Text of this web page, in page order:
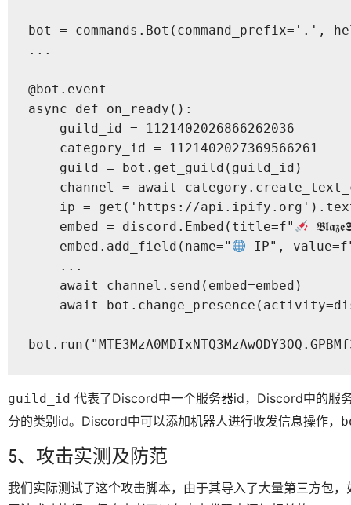
bot = commands.Bot(command_prefix='.',
...
@bot.event
async def on_ready():
    guild_id = 1121402026866262036
    category_id = 1121402027369566261
    guild = bot.get_guild(guild_id)
channel = await
ip = get('https://
    embed = discord.Embed(title=f"
    embed.add_field(name="
IP",
    ...
    await channel.send(embed=embed)
await
guild_id 代表了Discord中一个服务器id，Discord中的服
分的类别id。Discord中可以添加机器人进行收发信息操作，
5、攻击实测及防范
我们实际测试了这个攻击脚本，由于其导入了大量第三方包